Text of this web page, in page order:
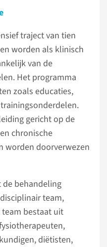
traject van tien
worden als klinisch
van de
Het programma
zoals educaties,
gericht op de
chronische
worden doorverwezen
behandeling
team,
team bestaat uit
diëtisten,